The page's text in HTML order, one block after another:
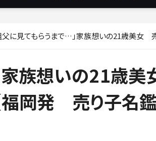
に見てもらうまで…」家族想いの21歳美女 売り子の世界は「泥臭い」【福岡発 売
家族想いの21歳
福岡発 売り子名鑑